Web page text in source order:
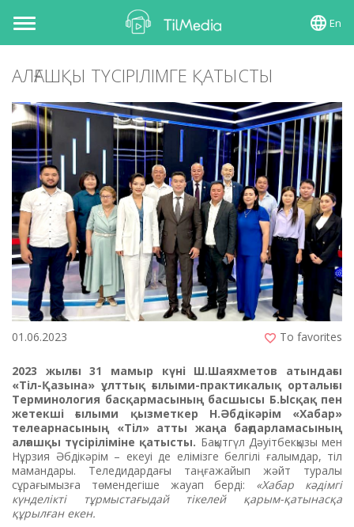
Toggle
navigation
En
АЛҒАШҚЫ ТҮСІРІЛІМГЕ ҚАТЫСТЫ
01.06.2023 To favorites
2023 жылғы 31 мамыр күні Ш.Шаяхметов атындағы
«Тіл-Қазына» ұлттық ғылыми-практикалық орталығы
Терминология басқармасының басшысы Б.Ысқақ пен
жетекші ғылыми қызметкер Н.Әбдікәрім «Хабар»
телеарнасының «Тіл» атты жаңа бағдарламасының
алғашқы түсіріліміне қатысты. Бақытгүл Дәуітбекқызы мен
Нұрзия Әбдікәрім – екеуі де елімізге белгілі ғалымдар, тіл
мамандары. Теледидардағы таңғажайып жәйт туралы
сұрағымызға төмендегіше жауап берді: «Хабар кәдімгі
күнделікті тұрмыстағыдай тікелей қарым-қатынасқа
құрылған екен.